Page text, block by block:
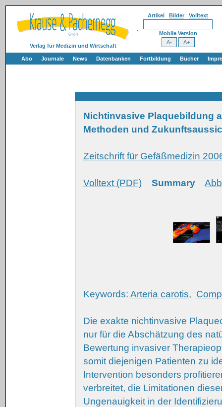
Verlag für Medizin und Wirtschaft
Artikel Bilder Volltext
Mobile Version
Abo Journale News Datenbanken Fortbildung Bücher
Nichtinvasive Plaquebildung
Methoden und
Zeitschrift für Gefäßmedizin
Volltext (PDF) Summary
Keywords: Arteria carotis,
Die exakte nichtinvasive
nur für die Abschätzung des
Bewertung invasiver
somit diejenigen Patienten zu
Intervention besonders
verbreitet, die Limitationen
Ungenauigkeit in der